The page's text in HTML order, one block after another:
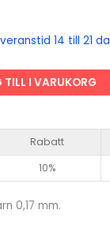
14 till 21
TILL I VARUKORG
Rabatt
10%
0,17 mm.